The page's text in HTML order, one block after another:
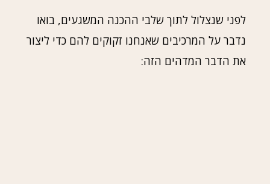
לפני שנצלול לתוך שלבי ההכנה המשגעים, בואו
נדבר על המרכיבים שאנחנו זקוקים להם כדי ליצור
את הדבר המדהים הזה: